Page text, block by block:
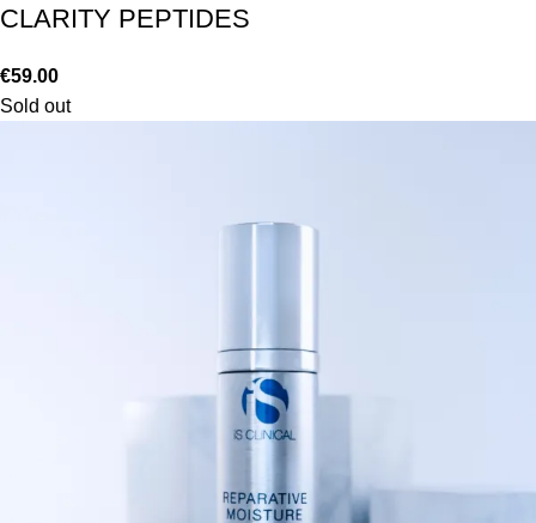
CLARITY PEPTIDES
€59.00
Sold out